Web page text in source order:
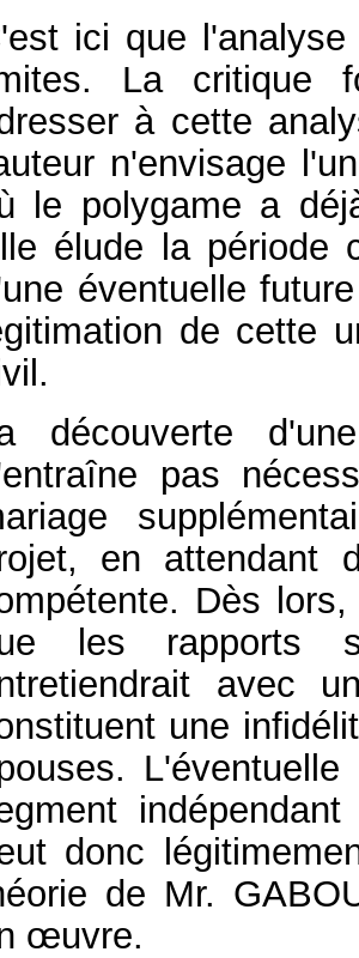
ici que
La critique
à cette
n'envisage
le polygame a
élude la période
éventuelle
de cette
découverte
pas
en attendant
Dès
les rapports
avec
une
donc
de Mr.
œuvre.